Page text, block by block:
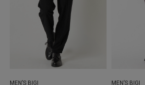
MEN’S BIGI
MEN’S BIGI